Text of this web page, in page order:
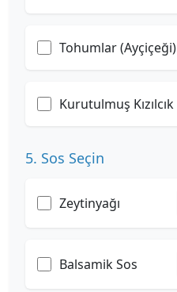
Tohumlar (Ayçiçeği)
Kurutulmuş Kızılcık
5. Sos Seçin
Zeytinyağı
Balsamik Sos